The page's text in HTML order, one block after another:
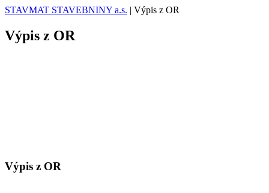
STAVMAT STAVEBNINY a.s. | Výpis z OR
Výpis z OR
Výpis z OR